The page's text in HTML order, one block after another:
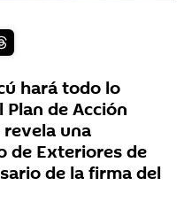
hará todo lo
de Acción
una
de Exteriores de
de la firma del